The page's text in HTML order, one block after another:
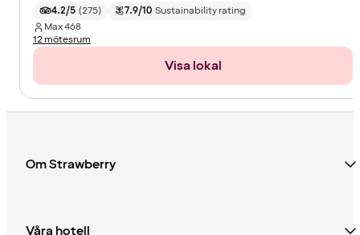
4.2/5 (275) 7.9/10 Sustainability rating
Max468
12 mötesrum
Visa lokal
Om Strawberry
Våra hotell